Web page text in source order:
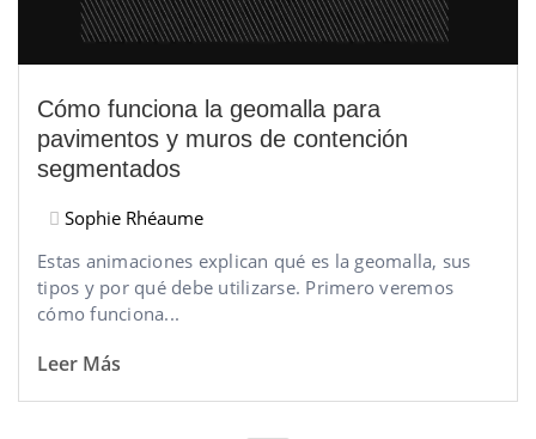
Cómo funciona la geomalla para
pavimentos y muros de contención
segmentados
Sophie Rhéaume
Estas animaciones explican qué es la geomalla, sus
tipos y por qué debe utilizarse. Primero veremos
cómo funciona...
Leer Más